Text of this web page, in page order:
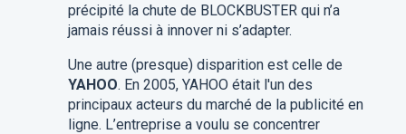
précipité la chute de BLOCKBUSTER qui n’a
jamais réussi à innover ni s’adapter.
Une autre (presque) disparition est celle de
YAHOO. En 2005, YAHOO était l'un des
principaux acteurs du marché de la publicité en
ligne. L’entreprise a voulu se concentrer